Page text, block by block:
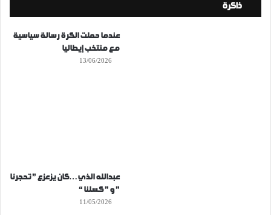
ذاكرة
عندما حملت الكرة رسالة سياسية
مع منتخب إيطاليا
13/06/2026
عبدالله الذي…كان يزعزع ” تحجرنا
” و ” كسلنا “
11/05/2026